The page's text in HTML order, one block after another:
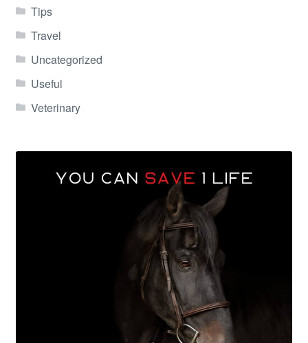
Tips
Travel
Uncategorized
Useful
Veterinary